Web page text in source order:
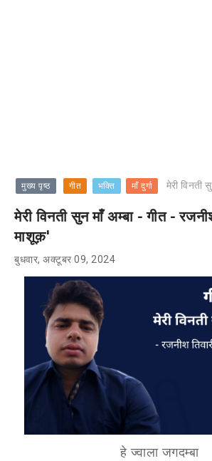
मुख्य पृष्ठ गीत भक्ति माँ दुर्गा मेरी विनती सुन माँ
मेरी विनती सुन माँ अम्बा - गीत -
माशूक़'
बुधवार, अक्टूबर 09, 2024
हे ज्वाला जगदम्बा